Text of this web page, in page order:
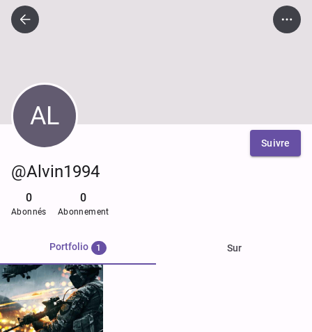
AL
Suivre
@Alvin1994
0
Abonnés
0
Abonnement
Portfolio 1 Sur